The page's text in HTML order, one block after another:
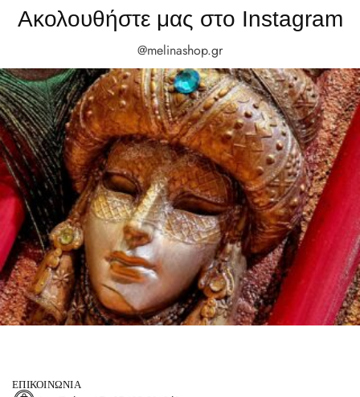
Ακολουθήστε μας στο Instagram
@melinashop.gr
ΕΠΙΚΟΙΝΩΝΊΑ